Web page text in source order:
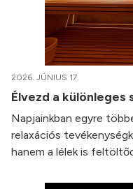
2026. JÚNIUS 17.
Élvezd a különleges
Napjainkban egyre
relaxációs
hanem a lélek is